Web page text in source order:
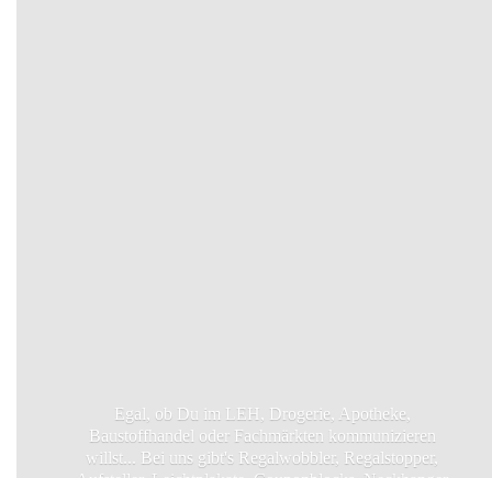
Egal, ob Du im LEH, Drogerie, Apotheke,
Baustoffhandel oder Fachmärkten kommunizieren
willst... Bei uns gibt's Regalwobbler, Regalstopper,